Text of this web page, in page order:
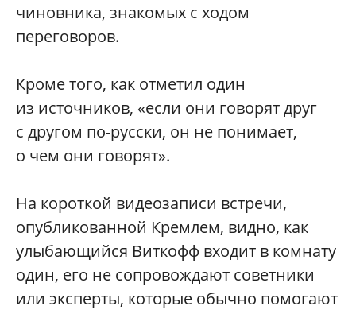
чиновника, знакомых с ходом
переговоров.
Кроме того, как отметил один
из источников, «если они говорят друг
с другом по-русски, он не понимает,
о чем они говорят».
На короткой видеозаписи встречи,
опубликованной Кремлем, видно, как
улыбающийся Виткофф входит в комнату
один, его не сопровождают советники
или эксперты, которые обычно помогают